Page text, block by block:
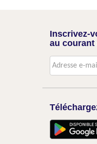
Inscrivez-
au courant